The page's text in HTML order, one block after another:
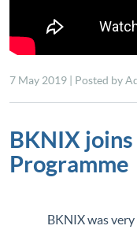
7 May 2019 | Posted by
BKNIX
Programme
BKNIX was very